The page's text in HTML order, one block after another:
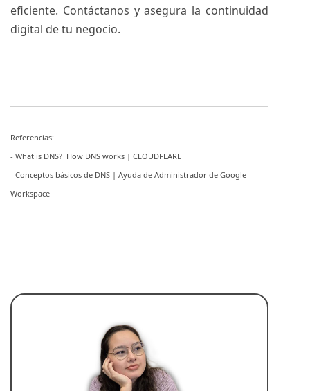
eficiente. Contáctanos y asegura la continuidad
digital de tu negocio.
Referencias:
- What is DNS? How DNS works | CLOUDFLARE
- Conceptos básicos de DNS | Ayuda de Administrador de Google
Workspace